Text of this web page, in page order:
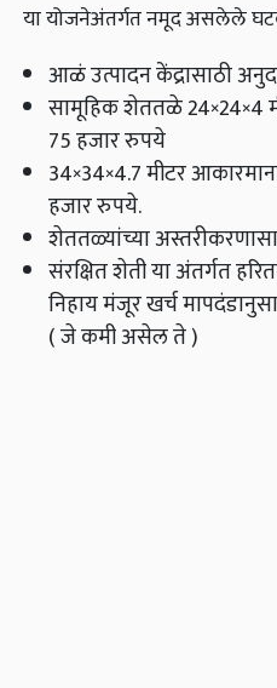
या योजनेअंतर्गत नमूद असलेले
आळं उत्पादन केंद्रासाठी
सामूहिक शेततळे 24×24×4
75 हजार रुपये
34×34×4.7 मीटर
हजार रुपये.
शेततळ्यांच्या
संरक्षित शेती या अंतर्गत
निहाय मंजूर खर्च
( जे कमी असेल ते )